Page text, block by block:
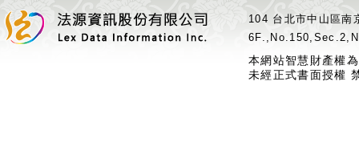
104 台北市中山區
本網站智慧財產權
未經正式書面授權